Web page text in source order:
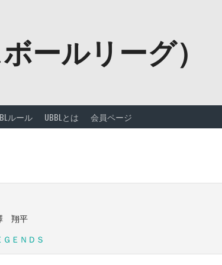
ールリーグ）
ルール UBBLとは 会員ページ
翔平
ＧＥＮＤＳ